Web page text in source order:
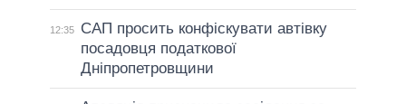
12:35
САП просить конфіскувати автівку
посадовця податкової
Дніпропетровщини